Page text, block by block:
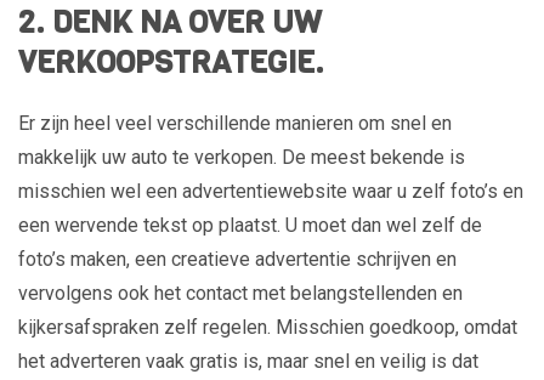
2. DENK NA OVER UW
VERKOOPSTRATEGIE.
Er zijn heel veel verschillende manieren om snel en
makkelijk uw auto te verkopen. De meest bekende is
misschien wel een advertentiewebsite waar u zelf foto’s en
een wervende tekst op plaatst. U moet dan wel zelf de
foto’s maken, een creatieve advertentie schrijven en
vervolgens ook het contact met belangstellenden en
kijkersafspraken zelf regelen. Misschien goedkoop, omdat
het adverteren vaak gratis is, maar snel en veilig is dat